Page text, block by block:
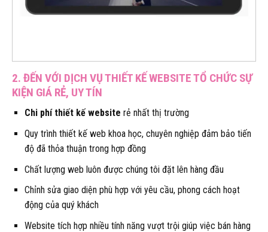
2. ĐẾN VỚI DỊCH VỤ THIẾT KẾ WEBSITE TỔ CHỨC SỰ
KIỆN GIÁ RẺ, UY TÍN
Chi phí thiết kế website rẻ nhất thị trường
Quy trình thiết kế web khoa học, chuyên nghiệp đảm bảo tiến
độ đã thỏa thuận trong hợp đồng
Chất lượng web luôn được chúng tôi đặt lên hàng đầu
Chỉnh sửa giao diện phù hợp với yêu cầu, phong cách hoạt
động của quý khách
Website tích hợp nhiều tính năng vượt trội giúp việc bán hàng